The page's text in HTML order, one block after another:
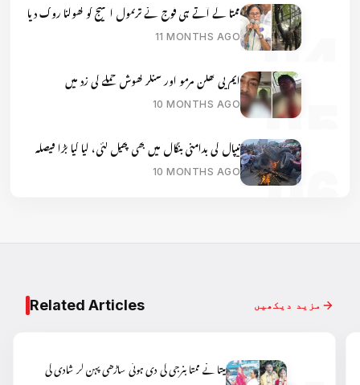
ممتا کے آتے ہی فوج نے ترنمول اسٹیج کو کھولنا روک دیا
11 MONTHS AGO
ایم پی کھگن مرمو اور شنکر گھوش حملے کی زد میں
10 MONTHS AGO
نیپال کی بدامنی بنگال میں بھی پھیل گئی، لیا گیا بڑا فیصلہ
10 MONTHS AGO
Related Articles مزید دیکھیں
میتا نے ممتا بنرجی کی دی ہوئی ساڑھی پہن کر شادی کی